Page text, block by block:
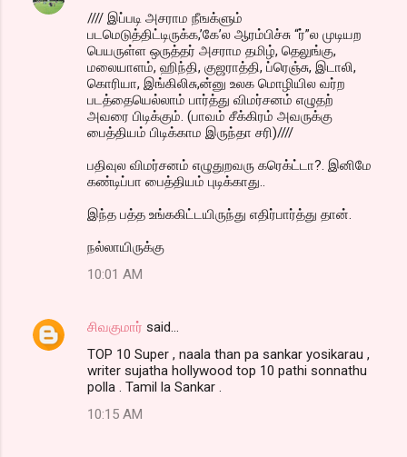
//// இப்படி அசராம நீஙக்ளும்
படமெடுத்திட்டிருக்க,’கே’ல ஆரம்பிச்சு “ர்”ல முடியற
பெயருள்ள ஒருத்தர் அசராம தமிழ், தெலுங்கு,
மலையாளம், ஹிந்தி, குஜராத்தி, ப்ரெஞ்சு, இடாலி,
கொரியா, இங்கிலிசு,ன்னு உலக மொழியில வர்ற
படத்தையெல்லாம் பார்த்து விமர்சனம் எழுதற்
அவரை பிடிக்கும். (பாவம் சீக்கிரம் அவருக்கு
பைத்தியம் பிடிக்காம இருந்தா சரி)////
பதிவுல விமர்சனம் எழுதுறவரு கரெக்ட்டா?. இனிமே
கண்டிப்பா பைத்தியம் புடிக்காது..
இந்த பத்த உங்ககிட்டயிருந்து எதிர்பார்த்து தான்.
நல்லாயிருக்கு
10:01 AM
சிவகுமார் said…
TOP 10 Super , naala than pa sankar yosikarau ,
writer sujatha hollywood top 10 pathi sonnathu
polla . Tamil la Sankar .
10:15 AM